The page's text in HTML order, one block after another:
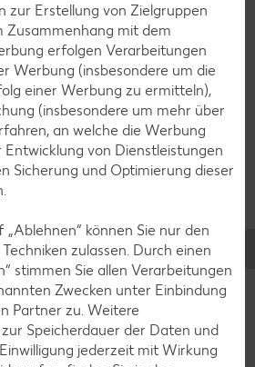
zu allen Rezepten
zur Erstellung von Zielgruppen
Zusammenhang mit dem
erfolgen Verarbeitungen
Werbung (insbesondere um die
einer Werbung zu ermitteln),
(insbesondere um mehr über
an welche die Werbung
Entwicklung von Dienstleistungen
Sicherung und Optimierung dieser
können Sie nur den
zulassen. Durch einen
stimmen Sie allen Verarbeitungen
Zwecken unter Einbindung
Partner zu. Weitere
Speicherdauer der Daten und
jederzeit mit Wirkung